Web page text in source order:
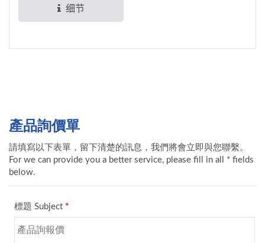
讯，最远支援100...
细节